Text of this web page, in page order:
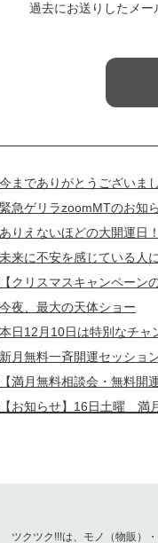
過去にお送りしたメー
今までありがとうございま
緊急ゲリラzoomMTのお知
ありえないほどの大開運日
未来に不安を感じている人
【クリスマスキャンペーン
今夜、最大の天体ショー
本日12月10日は特別なチャ
新月無料一斉開運セッショ
【満月無料相談会・無料開
【お知らせ】16日土曜 満
新月無料相談会、無料開運
訂正です。汗
ツクツク!!!は、モノ（物販）